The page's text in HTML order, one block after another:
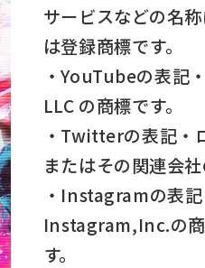
サービスなどの名
は登録商標です。
・YouTubeの表記
LLC の商標です。
・Twitterの表記
またはその関連会社
・Instagramの表記
Instagram,Inc.の
す。